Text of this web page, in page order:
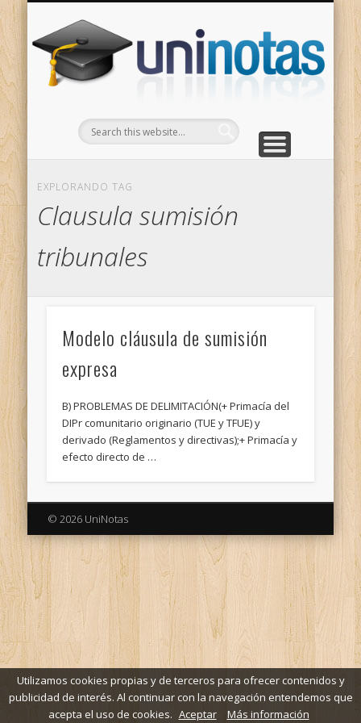
EXPLORANDO TAG
Clausula sumisión
tribunales
Modelo cláusula de sumisión
expresa
B) PROBLEMAS DE DELIMITACIÓN(+ Primacía del
DIPr comunitario originario (TUE y TFUE) y
derivado (Reglamentos y directivas);+ Primacía y
efecto directo de …
© 2026 UniNotas
Utilizamos cookies propias y de terceros para ofrecer contenidos y
publicidad de interés. Al continuar con la navegación entendemos que
acepta el uso de cookies. Aceptar Más información